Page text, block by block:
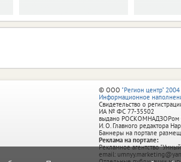
© ООО "Регион центр"
Информационное
Свидетельство о
ИА № ФС 77‑35502
выдано РОСКОМНАДЗОРом
И. О. Главного редактора
Баннеры на портале
Реклама на портале:
Рекламное агентство
email: